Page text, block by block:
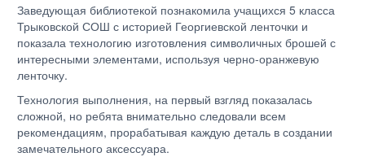
Заведующая библиотекой познакомила учащихся 5 класса
Трыковской СОШ с историей Георгиевской ленточки и
показала технологию изготовления символичных брошей с
интересными элементами, используя черно-оранжевую
ленточку.
Технология выполнения, на первый взгляд показалась
сложной, но ребята внимательно следовали всем
рекомендациям, прорабатывая каждую деталь в создании
замечательного аксессуара.